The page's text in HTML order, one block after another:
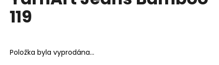
0,0
119
Položka byla vyprodána…
a
j
t